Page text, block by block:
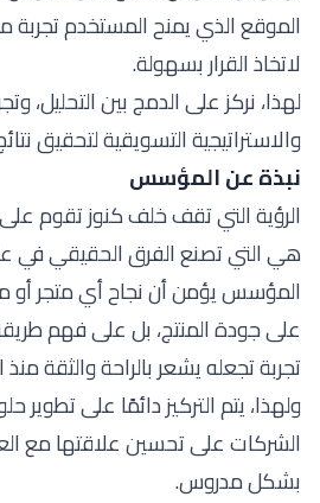
الموقع الذي يمنح المستخدم
لاتخاذ القرار بسهولة.
لهذا، نركز على الدمج بين التحليل،
والاستراتيجية التسويقية لتحقيق
نبذة عن المؤسس
الرؤية التي تقف خلف كنوز تقوم
هي التي تصنع الفرق الحقيقي في
المؤسس يؤمن أن نجاح أي متجر أو
على جودة المنتج، بل على فهم
تجربة تجعله يشعر بالراحة والثقة
ولهذا، يتم التركيز دائمًا على تطوير
الشركات على تحسين علاقتها مع
بشكل مدروس.